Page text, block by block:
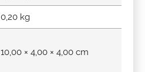
0,20 kg
10,00 × 4,00 × 4,00 cm